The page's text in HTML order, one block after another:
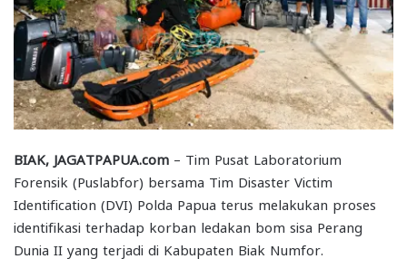
BIAK, JAGATPAPUA.com – Tim Pusat Laboratorium
Forensik (Puslabfor) bersama Tim Disaster Victim
Identification (DVI) Polda Papua terus melakukan proses
identifikasi terhadap korban ledakan bom sisa Perang
Dunia II yang terjadi di Kabupaten Biak Numfor.